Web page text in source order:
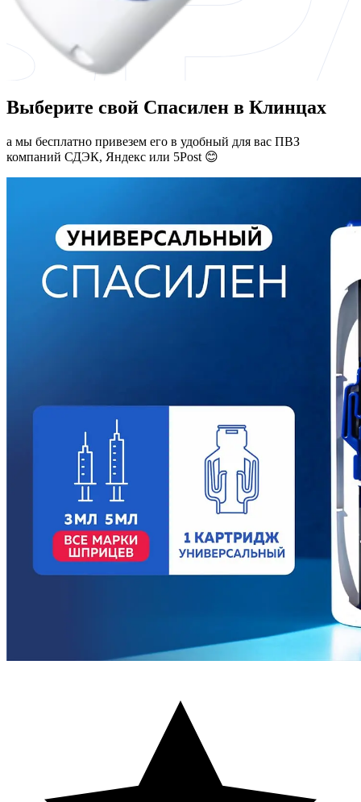
Выберите свой Спасилен в Клинцах
а мы бесплатно привезем его в удобный для вас ПВЗ
компаний СДЭК, Яндекс или 5Post 😊